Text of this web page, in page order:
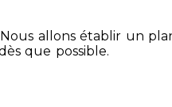
allons établir un
que possible.